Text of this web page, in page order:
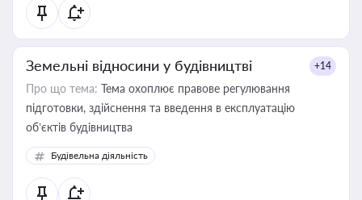
Земельні відносини у будівництві +14
Про що тема: Тема охоплює правове регулювання
підготовки, здійснення та введення в експлуатацію
об’єктів будівництва
Будівельна діяльність